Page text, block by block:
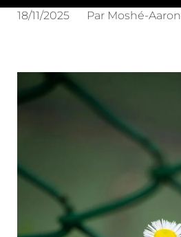
18/11/2025 Par Moshé-Aaron